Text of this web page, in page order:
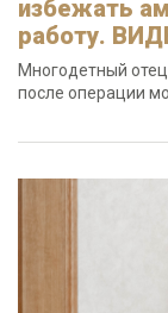
избежать
работу.
Многодетный
после операции